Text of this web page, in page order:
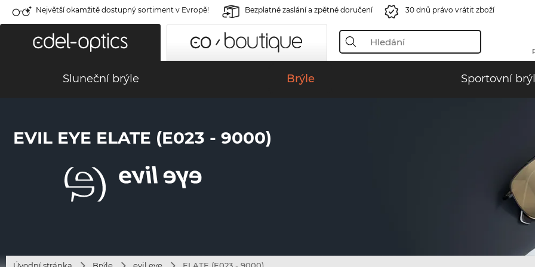
Největší okamžitě dostupný sortiment v Evropě! Bezplatné zaslání a zpětné doručení 30 dnů právo vrátit zboží
Sluneční brýle Brýle Sportovní
EVIL EYE ELATE (E023 - 9000)